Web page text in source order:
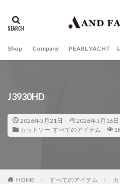
Shop Company PEARL YACHT
J3930HD
2026年3月21日
2026年5月16日
カットソー, すべてのアイテム
HOME すべてのアイテム